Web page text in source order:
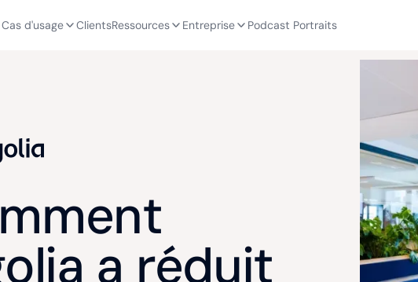
Cas d'usage ClientsRessources Entreprise Podcast Portraits
a réduit